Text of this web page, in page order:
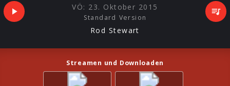
VÖ: 23. Oktober 2015
Standard Version
Rod Stewart
Streamen und Downloaden